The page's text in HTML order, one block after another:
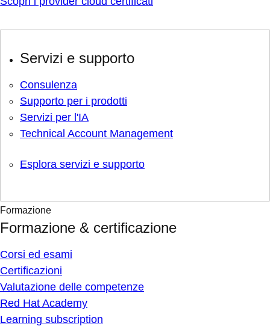
Servizi e supporto
Consulenza
Supporto per i prodotti
Servizi per l'IA
Technical Account Management
Esplora servizi e supporto
Formazione
Formazione & certificazione
Corsi ed esami
Certificazioni
Valutazione delle competenze
Red Hat Academy
Learning subscription